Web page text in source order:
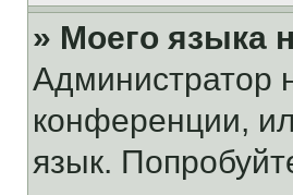
» Моего языка
Администратор
конференции,
язык.